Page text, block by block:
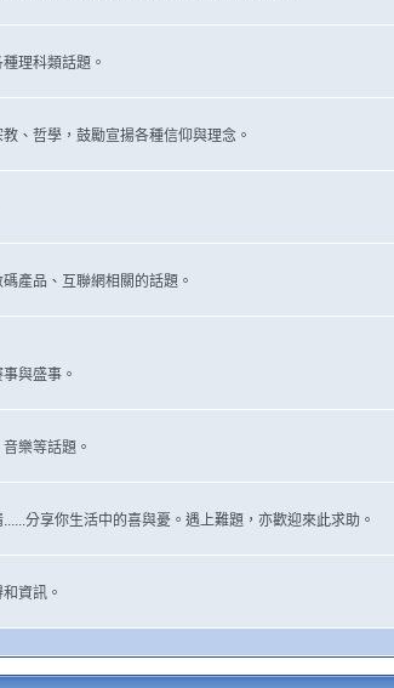
理科類話題。
、哲學，鼓勵宣揚各種信仰與理念。
產品、互聯網相關的話題。
與盛事。
樂等話題。
分享你生活中的喜與憂。遇上難題，亦歡迎來此求助。
資訊。